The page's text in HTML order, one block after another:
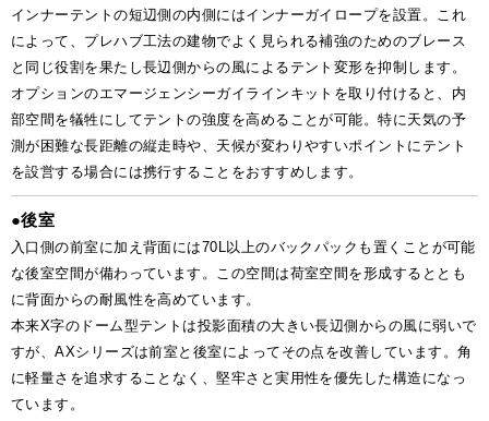
インナーテントの短辺側の内側にはインナーガイロープを設置。これ
によって、プレハブ工法の建物でよく見られる補強のためのブレース
と同じ役割を果たし長辺側からの風によるテント変形を抑制します。
オプションのエマージェンシーガイラインキットを取り付けると、内
部空間を犠牲にしてテントの強度を高めることが可能。特に天気の予
測が困難な長距離の縦走時や、天候が変わりやすいポイントにテント
を設営する場合には携行することをおすすめします。
●後室
入口側の前室に加え背面には70L以上のバックパックも置くことが可能
な後室空間が備わっています。この空間は荷室空間を形成するととも
に背面からの耐風性を高めています。
本来X字のドーム型テントは投影面積の大きい長辺側からの風に弱いで
すが、AXシリーズは前室と後室によってその点を改善しています。角
に軽量さを追求することなく、堅牢さと実用性を優先した構造になっ
ています。